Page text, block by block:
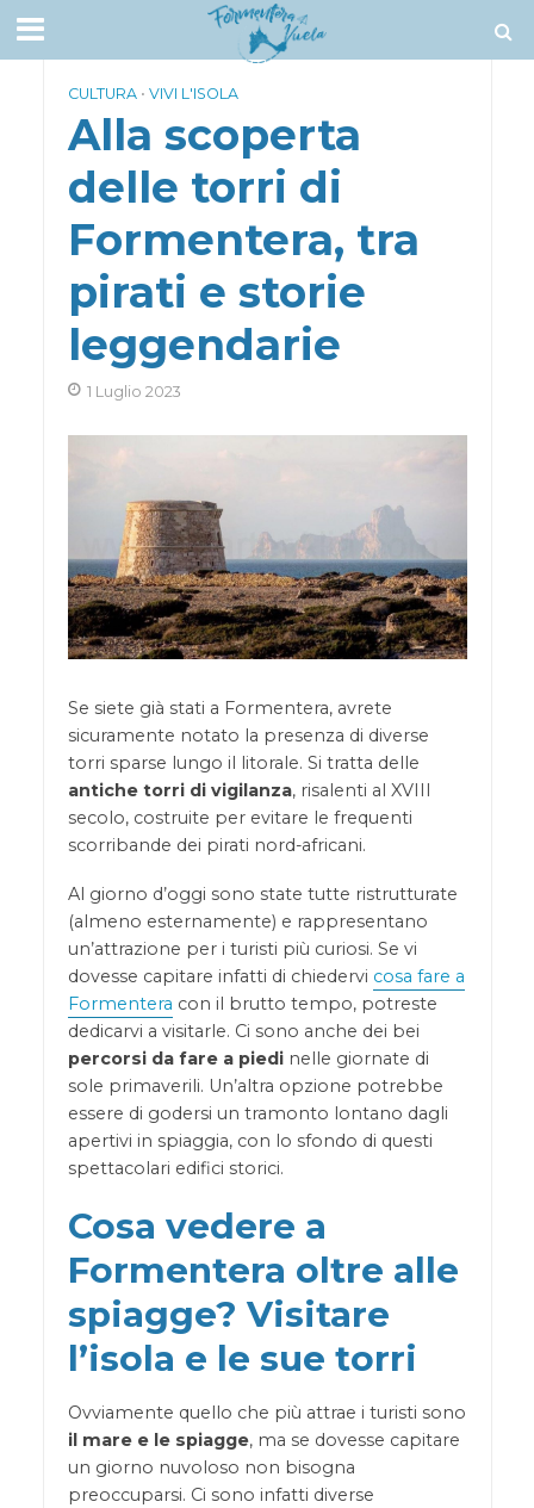
CULTURA • VIVI L'ISOLA
Alla scoperta
delle torri di
Formentera, tra
pirati e storie
leggendarie
1 Luglio 2023
Se siete già stati a Formentera, avrete
sicuramente notato la presenza di diverse
torri sparse lungo il litorale. Si tratta delle
antiche torri di vigilanza, risalenti al XVIII
secolo, costruite per evitare le frequenti
scorribande dei pirati nord-africani.
Al giorno d’oggi sono state tutte ristrutturate
(almeno esternamente) e rappresentano
un’attrazione per i turisti più curiosi. Se vi
dovesse capitare infatti di chiedervi cosa fare a
Formentera con il brutto tempo, potreste
dedicarvi a visitarle. Ci sono anche dei bei
percorsi da fare a piedinelle giornate di
sole primaverili. Un’altra opzione potrebbe
essere di godersi un tramonto lontano dagli
apertivi in spiaggia, con lo sfondo di questi
spettacolari edifici storici.
Cosa vedere a
Formentera oltre alle
spiagge? Visitare
l’isola e le sue torri
Ovviamente quello che più attrae i turisti sono
il mare e le spiagge, ma se dovesse capitare
un giorno nuvoloso non bisogna
preoccuparsi. Ci sono infatti diverse